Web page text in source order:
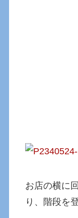
お店の横に
り、階段を